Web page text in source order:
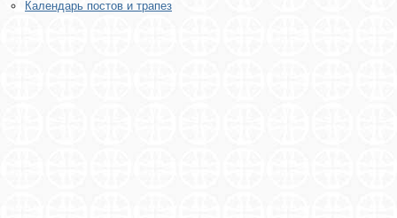
Календарь постов и трапез